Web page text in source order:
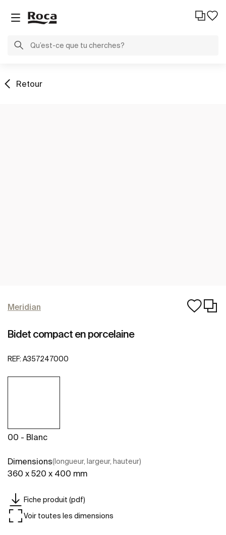
Retour
Meridian
Bidet compact en porcelaine
REF: A357247000
00 - Blanc
Dimensions(longueur, largeur, hauteur)
360 x 520 x 400 mm
Fiche produit (pdf)
Voir toutes les dimensions